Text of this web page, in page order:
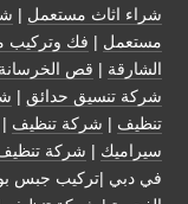
شراء اثاث مستعمل |
مستعمل | فك وتركيب
الشارقة | قص الخرسانة
شركة تنسيق حدائق |
تنظيف | شركة تنظيف |
سيراميك | شركة
في دبي |تركيب جبس